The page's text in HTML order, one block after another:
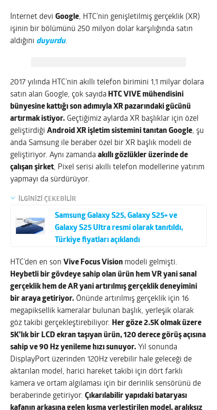
İnternet deviGoogle, HTC’nin genişletilmiş gerçeklik (XR)
işinin bir bölümünü 250 milyon dolar karşılığında satın
aldığını duyurdu.
2017 yılında HTC’nin akıllı telefon birimini 1,1 milyar dolara
satın alan Google, çok sayıda HTC VIVE mühendisini
bünyesine kattığı son adımıyla XR pazarındaki gücünü
artırmak istiyor. Geçtiğimiz aylarda XR başlıklar için özel
geliştirdiğiAndroid XR işletim sistemini tanıtan Google, şu
anda Samsung ile beraber özel bir XR başlık modeli de
geliştiriyor. Aynı zamandaakıllı gözlükler üzerinde de
çalışan şirket, Pixel serisi akıllı telefon modellerine yatırım
yapmayı da sürdürüyor.
İLGİNİZİ ÇEKEBİLİR
Samsung Galaxy S25, Galaxy S25+ ve
Galaxy S25 Ultra resmi olarak tanıtıldı,
Türkiye fiyatları açıklandı
HTC’den en sonVive Focus Vision modeli gelmişti.
Heybetli bir gövdeye sahip olan ürün hem VR yani sanal
gerçeklik hem de AR yani artırılmış gerçeklik deneyimini
bir araya getiriyor. Önünde artırılmış gerçeklik için 16
megapiksellik kameralar bulunan başlık, yerleşik olarak
göz takibi gerçekleştirebiliyor. Her göze 2.5K olmak üzere
5K’lık bir LCD ekran taşıyan ürün, 120 derece görüş açısına
sahip ve 90 Hz yenileme hızı sunuyor. Yıl sonunda
DisplayPort üzerinden 120Hz verebilir hale geleceği de
aktarılan model, harici hareket takibi için dört farklı
kamera ve ortam algılaması için bir derinlik sensörünü de
beraberinde getiriyor.Çıkarılabilir yapıdaki bataryası
kafanın arkasına gelen kısma yerleştirilen model, aralıksız